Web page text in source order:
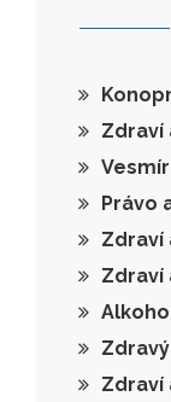
Zdraví
Právo
Zdraví
Zdraví
Zdraví